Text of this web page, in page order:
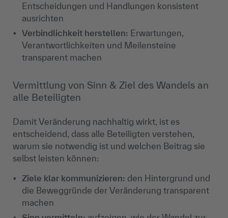
Entscheidungen und Handlungen konsistent
ausrichten
Verbindlichkeit herstellen: Erwartungen,
Verantwortlichkeiten und Meilensteine
transparent machen
Vermittlung von Sinn & Ziel des Wandels an
alle Beteiligten
Damit Veränderung nachhaltig wirkt, ist es
entscheidend, dass alle Beteiligten verstehen,
warum sie notwendig ist und welchen Beitrag sie
selbst leisten können:
Ziele klar kommunizieren: den Hintergrund und
die Beweggründe der Veränderung transparent
machen